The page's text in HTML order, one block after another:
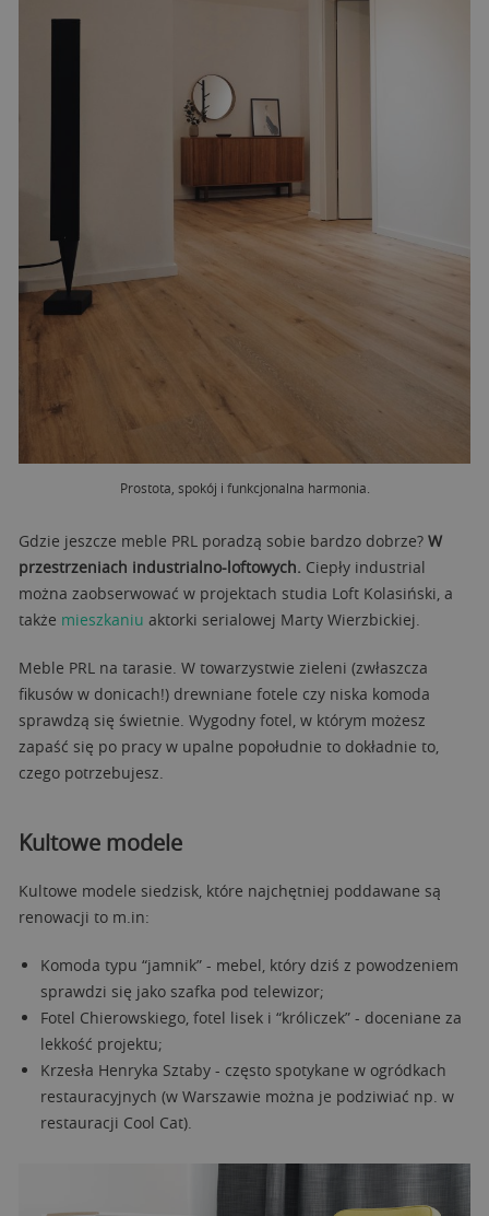
Prostota, spokój i funkcjonalna harmonia.
Gdzie jeszcze meble PRL poradzą sobie bardzo dobrze? W
przestrzeniach industrialno-loftowych. Ciepły industrial
można zaobserwować w projektach studia Loft Kolasiński, a
także mieszkaniu aktorki serialowej Marty Wierzbickiej.
Meble PRL na tarasie. W towarzystwie zieleni (zwłaszcza
fikusów w donicach!) drewniane fotele czy niska komoda
sprawdzą się świetnie. Wygodny fotel, w którym możesz
zapaść się po pracy w upalne popołudnie to dokładnie to,
czego potrzebujesz.
Kultowe modele
Kultowe modele siedzisk, które najchętniej poddawane są
renowacji to m.in:
Komoda typu “jamnik” - mebel, który dziś z powodzeniem
sprawdzi się jako szafka pod telewizor;
Fotel Chierowskiego, fotel lisek i “króliczek” - doceniane za
lekkość projektu;
Krzesła Henryka Sztaby - często spotykane w ogródkach
restauracyjnych (w Warszawie można je podziwiać np. w
restauracji Cool Cat).